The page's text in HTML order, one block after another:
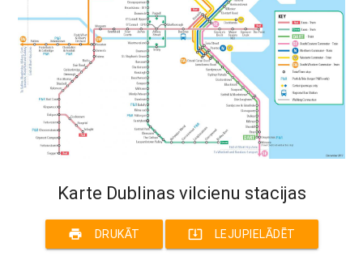
Karte Dublinas vilcienu stacijas
print DRUKĀT system_update_alt LEJUPIELĀDĒT